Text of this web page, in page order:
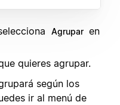
Agrupar en
quieres agrupar.
según los
ir al menú de